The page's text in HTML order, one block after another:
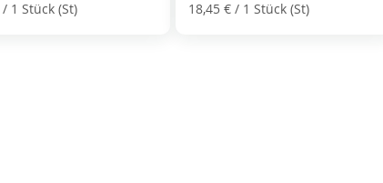
/ 1 Stück (St) 18,45 €/ 1 Stück (St)